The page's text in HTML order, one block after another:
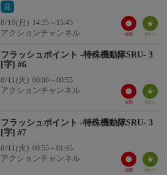
見
8/10(月) 14:25～15:45
アクションチャンネル
フラッシュポイント -特殊機動隊SRU- 3
[字] #6
8/11(火) 00:00～00:55
アクションチャンネル
フラッシュポイント -特殊機動隊SRU- 3
[字] #7
8/11(火) 00:55～01:45
アクションチャンネル